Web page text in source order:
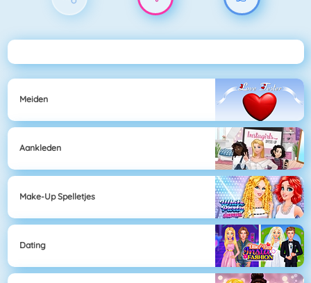
Meiden
Aankleden
Make-Up Spelletjes
Dating